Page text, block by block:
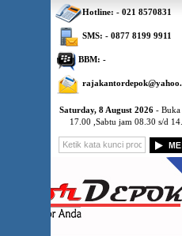
Saturday, 8 August 2026- Buka
17.00 ,Sabtu jam 08.30 s/d
Hotline: - 021 8570831
SMS: - 0877 8199 9911
BBM: -